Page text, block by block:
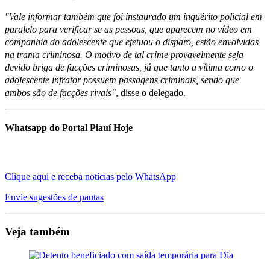
"Vale informar também que foi instaurado um inquérito policial em
paralelo para verificar se as pessoas, que aparecem no vídeo em
companhia do adolescente que efetuou o disparo, estão envolvidas
na trama criminosa. O motivo de tal crime provavelmente seja
devido briga de facções criminosas, já que tanto a vítima como o
adolescente infrator possuem passagens criminais, sendo que
ambos são de facções rivais", disse o delegado.
Whatsapp do Portal Piauí Hoje
Clique aqui e receba notícias pelo WhatsApp
Envie sugestões de pautas
Veja também